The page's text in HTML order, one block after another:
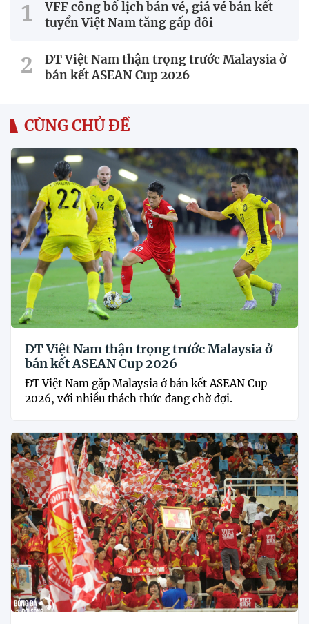
VFF công bố lịch bán vé, giá vé bán kết
tuyển Việt Nam tăng gấp đôi
ĐT Việt Nam thận trọng trước Malaysia ở
bán kết ASEAN Cup 2026
CÙNG CHỦ ĐỀ
ĐT Việt Nam thận trọng trước Malaysia ở
bán kết ASEAN Cup 2026
ĐT Việt Nam gặp Malaysia ở bán kết ASEAN Cup
2026, với nhiều thách thức đang chờ đợi.